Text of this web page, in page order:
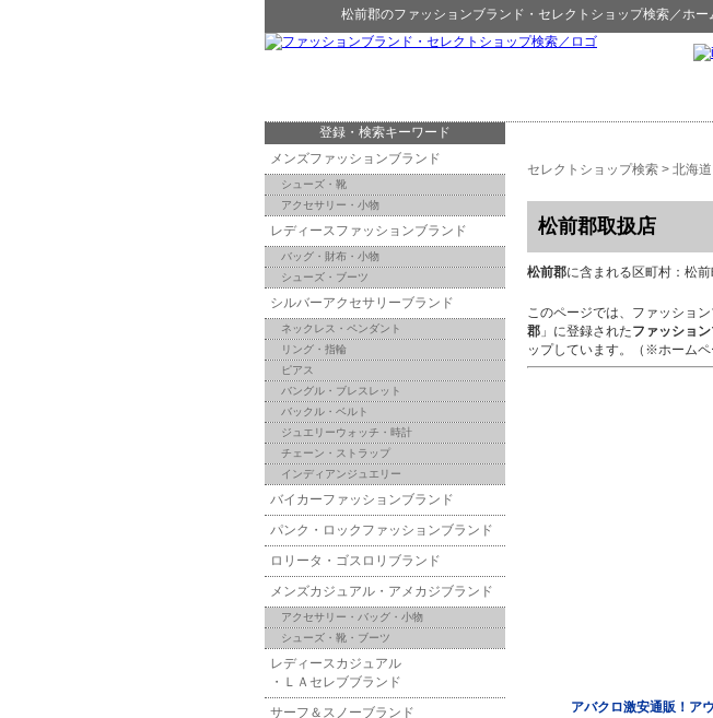
松前郡のファッションブランド・セレクトショップ検索／ホー
セレクトショップ検索 > 北海道
松前郡取扱店
松前郡に含まれる区町村：松
このページでは、ファッショ
郡 」に登録されたファッショ
ップしています。（※ホームペ
アバクロ激安通販！ア
登録・検索キーワード
メンズファッションブランド
シューズ・靴
アクセサリー・小物
レディースファッションブランド
バッグ・財布・小物
シューズ・ブーツ
シルバーアクセサリーブランド
ネックレス・ペンダント
リング・指輪
ピアス
バングル・ブレスレット
バックル・ベルト
ジュエリーウォッチ・時計
チェーン・ストラップ
インディアンジュエリー
バイカーファッションブランド
パンク・ロックファッションブランド
ロリータ・ゴスロリブランド
メンズカジュアル・アメカジブランド
アクセサリー・バッグ・小物
シューズ・靴・ブーツ
レディースカジュアル
・ＬＡセレブブランド
サーフ＆スノーブランド